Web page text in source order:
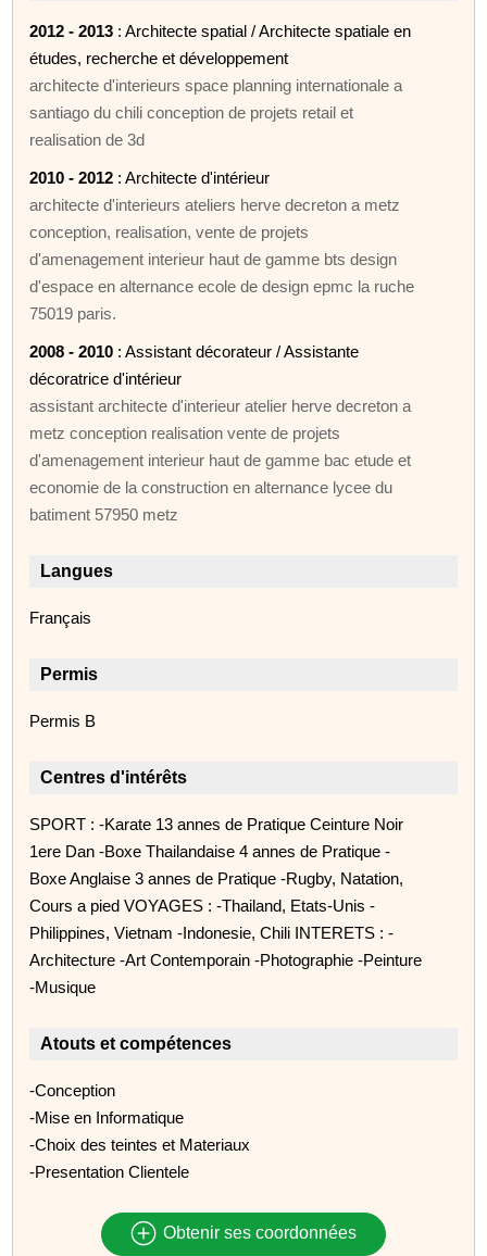
2012 - 2013 : Architecte spatial / Architecte spatiale en
études, recherche et développement
architecte d'interieurs space planning internationale a
santiago du chili conception de projets retail et
realisation de 3d
2010 - 2012 : Architecte d'intérieur
architecte d'interieurs ateliers herve decreton a metz
conception, realisation, vente de projets
d'amenagement interieur haut de gamme bts design
d'espace en alternance ecole de design epmc la ruche
75019 paris.
2008 - 2010 : Assistant décorateur / Assistante
décoratrice d'intérieur
assistant architecte d'interieur atelier herve decreton a
metz conception realisation vente de projets
d'amenagement interieur haut de gamme bac etude et
economie de la construction en alternance lycee du
batiment 57950 metz
Langues
Français
Permis
Permis B
Centres d'intérêts
SPORT : -Karate 13 annes de Pratique Ceinture Noir
1ere Dan -Boxe Thailandaise 4 annes de Pratique -
Boxe Anglaise 3 annes de Pratique -Rugby, Natation,
Cours a pied VOYAGES : -Thailand, Etats-Unis -
Philippines, Vietnam -Indonesie, Chili INTERETS : -
Architecture -Art Contemporain -Photographie -Peinture
-Musique
Atouts et compétences
-Conception
-Mise en Informatique
-Choix des teintes et Materiaux
-Presentation Clientele
Obtenir ses coordonnées